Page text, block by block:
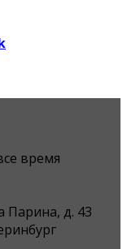
время
Парина, д. 43